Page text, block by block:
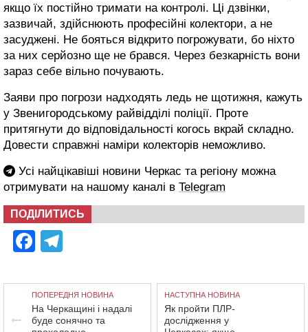
якщо їх постійно тримати на контролі. Ці дзвінки,
зазвичай, здійснюють професійні колектори, а не
засуджені. Не бояться відкрито погрожувати, бо ніхто
за них серйозно ще не брався. Через безкарність вони
зараз себе вільно почувають.
Заяви про погрози надходять ледь не щотижня, кажуть
у Звенигородському райвідділі поліції. Проте
притягнути до відповідальності когось вкрай складно.
Довести справжні наміри колекторів неможливо.
Усі найцікавіші новини Черкас та регіону можна
отримувати на нашому каналі в Telegram
ПОДІЛИТИСЬ
Facebook
ПОПЕРЕДНЯ НОВИНА
На Черкащині і надалі
буде сонячно та
НАСТУПНА НОВИНА
Як пройти ПЛР-
дослідження у